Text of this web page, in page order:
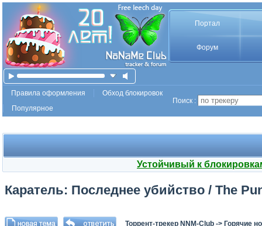
Портал
Форум
Правила оформления
Обход блокировок
Популярное
Поиск :
Устойчивый к
Каратель: Последнее убийство / The
Торрент-трекер NNM-Club -> Горячие